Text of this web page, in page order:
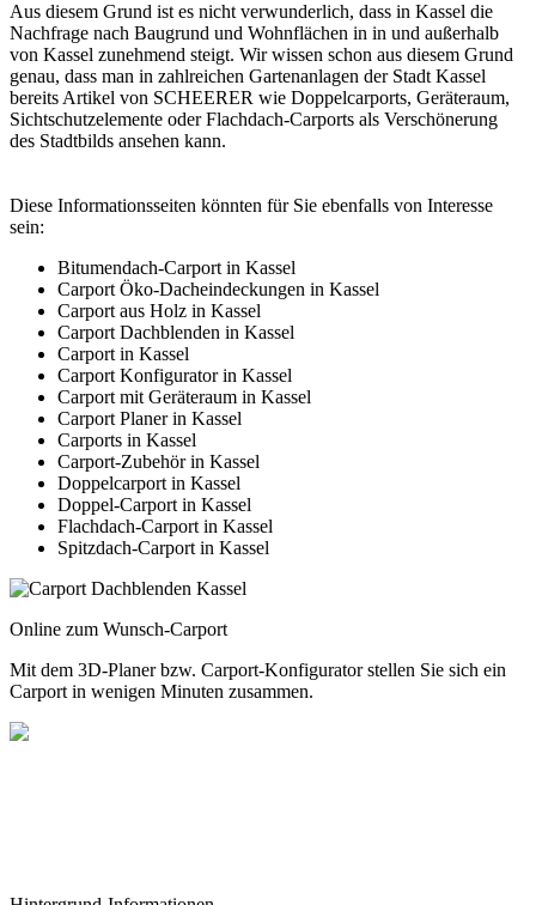
Aus diesem Grund ist es nicht verwunderlich, dass in Kassel die
Nachfrage nach Baugrund und Wohnflächen in in und außerhalb
von Kassel zunehmend steigt. Wir wissen schon aus diesem Grund
genau, dass man in zahlreichen Gartenanlagen der Stadt Kassel
bereits Artikel von SCHEERER wie Doppelcarports, Geräteraum,
Sichtschutzelemente oder Flachdach-Carports als Verschönerung
des Stadtbilds ansehen kann.
Diese Informationsseiten könnten für Sie ebenfalls von Interesse
sein:
Bitumendach-Carport in Kassel
Carport Öko-Dacheindeckungen in Kassel
Carport aus Holz in Kassel
Carport Dachblenden in Kassel
Carport in Kassel
Carport Konfigurator in Kassel
Carport mit Geräteraum in Kassel
Carport Planer in Kassel
Carports in Kassel
Carport-Zubehör in Kassel
Doppelcarport in Kassel
Doppel-Carport in Kassel
Flachdach-Carport in Kassel
Spitzdach-Carport in Kassel
Online zum Wunsch-Carport
Mit dem 3D-Planerbzw. Carport-Konfiguratorstellen Sie sich ein
Carport in wenigen Minuten zusammen.